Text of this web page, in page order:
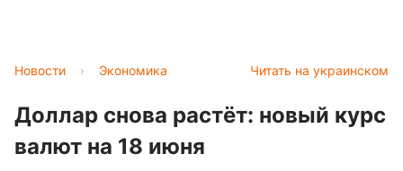
Читать на украинском
Новости › Экономика
Доллар снова растёт: новый курс
валют на 18 июня